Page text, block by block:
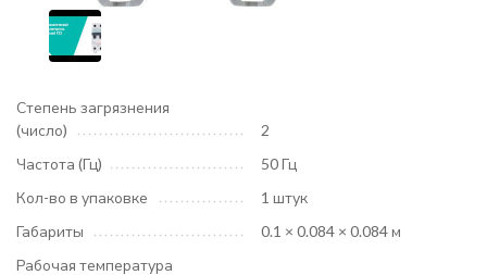
Степень загрязнения
(число)
2
Частота (Гц)
50 Гц
Кол-во в упаковке
1 штук
Габариты
0.1 × 0.084 × 0.084 м
Рабочая температура